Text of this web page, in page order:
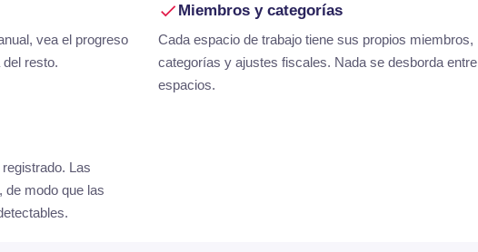
vea el progreso
resto.
Miembros y categorías
Cada espacio de trabajo tiene sus propios miembros,
categorías y ajustes fiscales. Nada se desborda entre
espacios.
Las
de modo que las